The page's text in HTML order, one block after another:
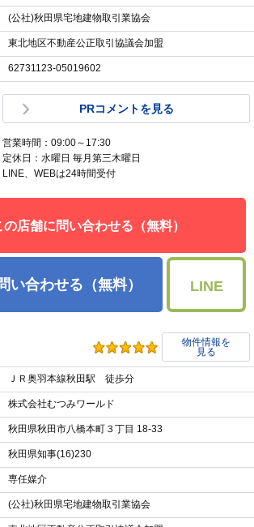
(公社)秋田県宅地建物取引業協会
東北地区不動産公正取引協議会加盟
62731123-05019602
PRコメントを見る
営業時間：09:00～17:30
定休日：水曜日 毎月第三木曜日
LINE、WEBは24時間受付
の店舗に問い合わせる（無料）
い合わせる（無料） LINE
物件情報を
見る
ＪＲ奥羽本線秋田駅 徒歩分
株式会社むつみワールド
秋田県秋田市八橋本町３丁目 18-33
秋田県知事(16)230
専任媒介
(公社)秋田県宅地建物取引業協会